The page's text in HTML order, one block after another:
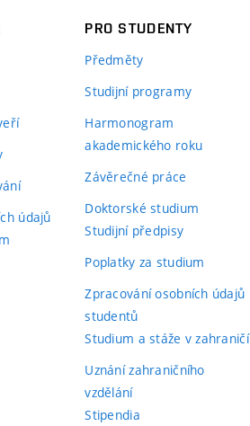
údajů
PRO STUDENTY
Předměty
Studijní programy
Harmonogram
akademického roku
Závěrečné práce
Doktorské studium
Studijní předpisy
Poplatky za studium
Zpracování osobních údajů
studentů
Studium a stáže v zahraničí
Uznání zahraničního
vzdělání
Stipendia